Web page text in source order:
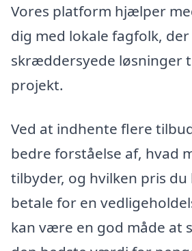
Vores platform hjælper
dig med lokale fagfolk,
skræddersyede løsninger
projekt.
Ved at indhente flere
bedre forståelse af, hvad
tilbyder, og hvilken pris
betale for en
kan være en god måde at